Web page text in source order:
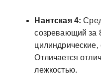
Нантская 4:
созревающий за
Отличается
лежкостью.